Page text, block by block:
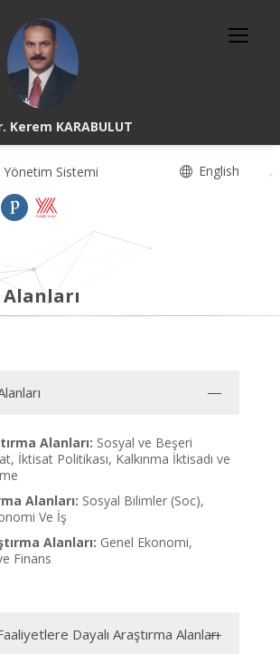
Kerem KARABULUT
Sistemi English
Alanları: Sosyal ve Beşeri
İktisat Politikası, Kalkınma İktisadı ve
Alanları: Sosyal Bilimler (Soc),
Ve İş
Alanları: Genel Ekonomi,
Finans
Dayalı Araştırma Alanları